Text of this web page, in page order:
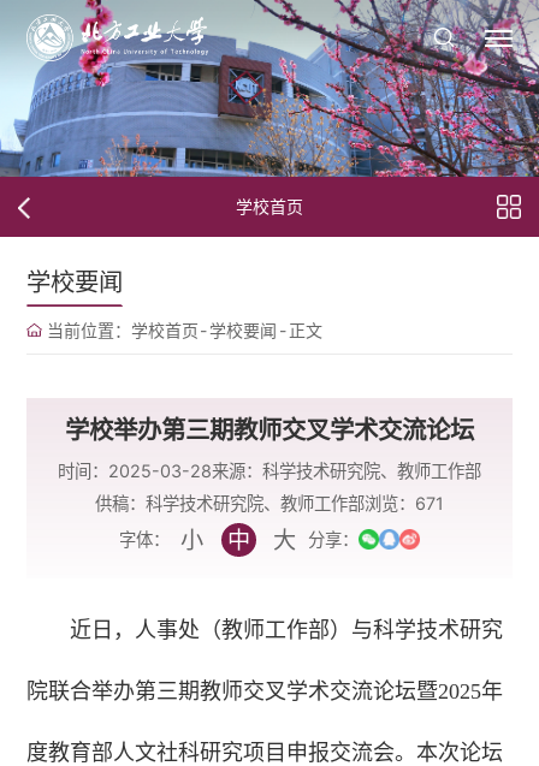
学校首页
学校要闻
当前位置： 学校首页-学校要闻 -正文
学校举办第三期教师交叉学术交流论坛
时间：2025-03-28来源：科学技术研究院、教师工作部
供稿：科学技术研究院、教师工作部浏览： 671
字体：
小 中 大 分享：
近日，人事处（教师工作部）与科学技术研究
院联合举办第三期教师交叉学术交流论坛暨2025年
度教育部人文社科研究项目申报交流会。本次论坛